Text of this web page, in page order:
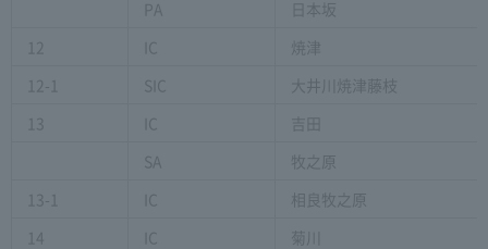
PA
日本坂
12
IC
焼津
12-1
SIC
大井川焼津藤枝
13
IC
SA
牧之原
13-1
IC
相良牧之原
14
IC
菊川